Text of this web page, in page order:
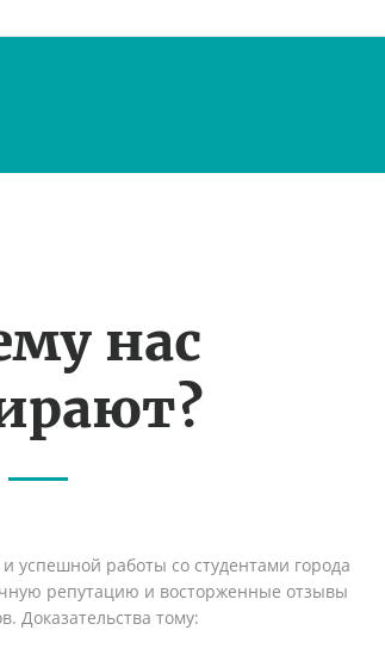
нас
успешной работы со студентами города
репутацию и восторженные отзывы
Доказательства тому: